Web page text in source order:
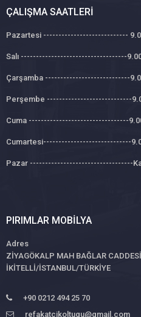
ÇALIŞMA SAATLERI
Pazartesi ----------------------------
Salı -----------------------------------
Çarşamba ----------------------------
Perşembe ----------------------------
Cuma ---------------------------------
Cumartesi-----------------------------
Pazar ----------------------------------
PIRIMLAR MOBILYA
Adres
ZİYAGÖKALP MAH BAĞLAR
İKİTELLİ/İSTANBUL/TÜRKİYE
+90 0212 494 25 70
refakatcikoltugu@gmail.com